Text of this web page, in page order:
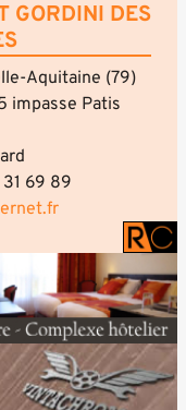
GORDINI DES
Aquitaine (79)
impasse Patis
69 89